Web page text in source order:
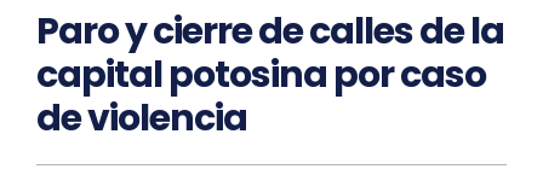
Paro y cierre de calles de la
capital potosina por caso
de violencia